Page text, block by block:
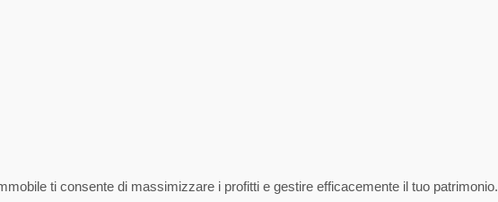
ti consente di massimizzare i profitti e gestire efficacemente il tuo patrimonio.